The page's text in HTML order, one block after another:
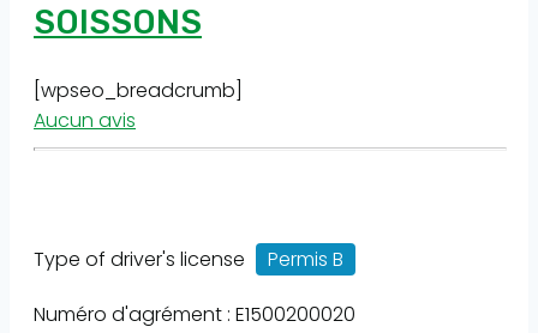
SOISSONS
[wpseo_breadcrumb]
Aucun avis
Type of driver's license
Permis B
Numéro d'agrément : E1500200020